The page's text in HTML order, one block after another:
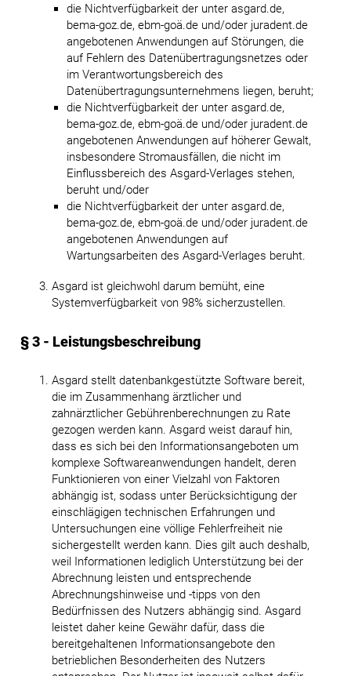
die Nichtverfügbarkeit der unter asgard.de,
bema-goz.de, ebm-goä.de und/oder juradent.de
angebotenen Anwendungen auf Störungen, die
auf Fehlern des Datenübertragungsnetzes oder
im Verantwortungsbereich des
Datenübertragungsunternehmens liegen, beruht;
die Nichtverfügbarkeit der unter asgard.de,
bema-goz.de, ebm-goä.de und/oder juradent.de
angebotenen Anwendungen auf höherer Gewalt,
insbesondere Stromausfällen, die nicht im
Einflussbereich des Asgard-Verlages stehen,
beruht und/oder
die Nichtverfügbarkeit der unter asgard.de,
bema-goz.de, ebm-goä.de und/oder juradent.de
angebotenen Anwendungen auf
Wartungsarbeiten des Asgard-Verlages beruht.
Asgard ist gleichwohl darum bemüht, eine
Systemverfügbarkeit von 98% sicherzustellen.
§ 3 - Leistungsbeschreibung
Asgard stellt datenbankgestützte Software bereit,
die im Zusammenhang ärztlicher und
zahnärztlicher Gebührenberechnungen zu Rate
gezogen werden kann. Asgard weist darauf hin,
dass es sich bei den Informationsangeboten um
komplexe Softwareanwendungen handelt, deren
Funktionieren von einer Vielzahl von Faktoren
abhängig ist, sodass unter Berücksichtigung der
einschlägigen technischen Erfahrungen und
Untersuchungen eine völlige Fehlerfreiheit nie
sichergestellt werden kann. Dies gilt auch deshalb,
weil Informationen lediglich Unterstützung bei der
Abrechnung leisten und entsprechende
Abrechnungshinweise und -tipps von den
Bedürfnissen des Nutzers abhängig sind. Asgard
leistet daher keine Gewähr dafür, dass die
bereitgehaltenen Informationsangebote den
betrieblichen Besonderheiten des Nutzers